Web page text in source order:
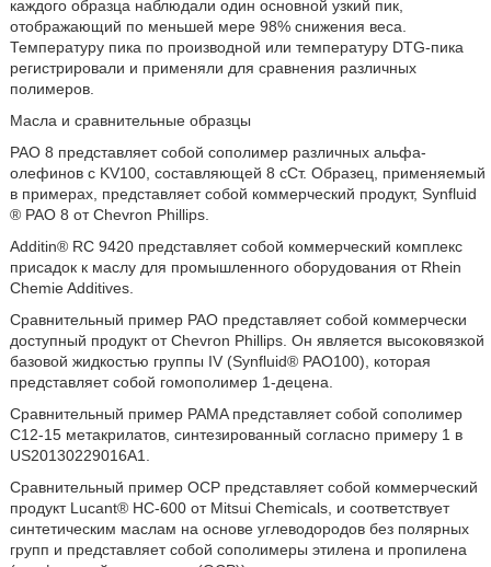
каждого образца наблюдали один основной узкий пик,
отображающий по меньшей мере 98% снижения веса.
Температуру пика по производной или температуру DTG-пика
регистрировали и применяли для сравнения различных
полимеров.
Масла и сравнительные образцы
PAO 8 представляет собой coполимер различных альфа-
олефинов с KV100, составляющей 8 сСт. Образец, применяемый
в примерах, представляет собой коммерческий продукт, Synfluid
® PAO 8 от Chevron Phillips.
Additin® RC 9420 представляет собой коммерческий комплекс
присадок к маслу для промышленного оборудования от Rhein
Chemie Additives.
Сравнительный пример PAO представляет собой коммерчески
доступный продукт от Chevron Phillips. Он является высоковязкой
базовой жидкостью группы IV (Synfluid® PAO100), которая
представляет собой гомополимер 1-децена.
Сравнительный пример PAMA представляет собой coполимер
C12-15 метакрилатов, синтезированный согласно примеру 1 в
US20130229016A1.
Сравнительный пример OCP представляет собой коммерческий
продукт Lucant® HC-600 от Mitsui Chemicals, и соответствует
синтетическим маслам на основе углеводородов без полярных
групп и представляет собой coполимеры этилена и пропилена